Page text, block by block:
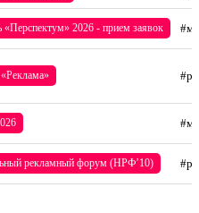
«Перспектум» 2026 - прием заявок
рекламный форум (НРФ’10)